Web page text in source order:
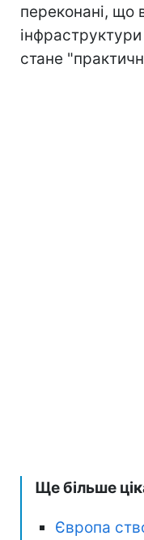
переконані, що
стане
Ще більше
Європа